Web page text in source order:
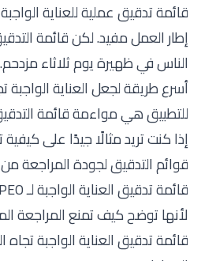
قائمة تدقيق عملية للعناية الواجبة
إطار العمل مفيد. لكن قائمة
الناس في ظهيرة يوم ثلاثاء مزدحم.
أسرع طريقة لجعل العناية الواجبة
للتطبيق هي مواءمة قائمة
إذا كنت تريد مثالًا جيدًا على
قوائم التدقيق لجودة المراجعة
قائمة تدقيق العناية الواجبة لـ PEO
لأنها توضح كيف تمنع المراجعة
قائمة تدقيق العناية الواجبة